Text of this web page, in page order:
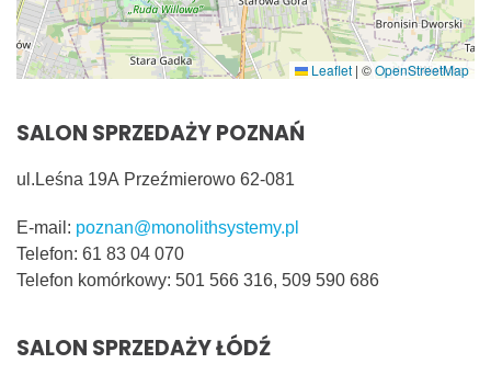
Leaflet | ©OpenStreetMap
SALON SPRZEDAŻY POZNAŃ
ul.Leśna 19A Przeźmierowo 62-081
E-mail: poznan@monolithsystemy.pl
Telefon: 61 83 04 070
Telefon komórkowy: 501 566 316, 509 590 686
SALON SPRZEDAŻY ŁÓDŹ